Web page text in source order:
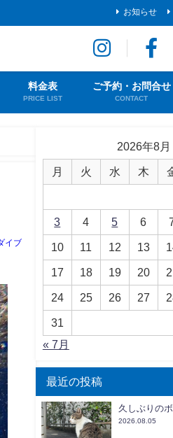
お知らせ
料金表
PRICE LIST
ご予約・お問合せ
CONTACT
イブ
2026年8月
月 火 水 木
3 4 5 6
10 11 12 13
17 18 19 20
24 25 26 27
31
« 7月
最近の投稿
久しぶりのボ
2026.08.05